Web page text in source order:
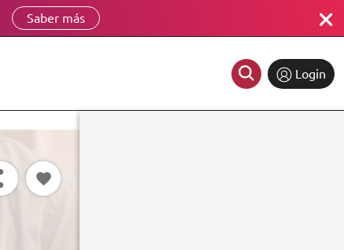
Saber más
Login